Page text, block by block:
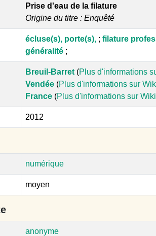
Prise d'eau de la filature
Origine du titre : Enquêté
écluse(s), porte(s), ; filature
généralité ;
Breuil-Barret (Plus d'informations
Vendée (Plus d'informations sur
France (Plus d'informations sur
2012
numérique
moyen
anonyme